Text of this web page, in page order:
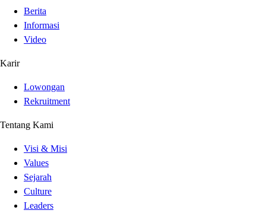
Berita
Informasi
Video
Karir
Lowongan
Rekruitment
Tentang Kami
Visi & Misi
Values
Sejarah
Culture
Leaders